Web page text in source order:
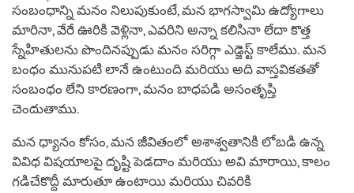
సంబంధాన్ని మనం నిలుపుకుంటే, మన భాగస్వామి ఉద్యోగాలు
మారినా, వేరే ఊరికి వెళ్లినా, ఎవరిని అన్నా కలిసినా లేదా కొత్త
స్నేహితులను పొందినప్పుడు మనం సరిగ్గా ఎడ్జెస్ట్ కాలేము. మన
బంధం మునుపటి లానే ఉంటుంది మరియు అది వాస్తవికతతో
సంబంధం లేని కారణంగా, మనం బాధపడి అసంతృప్తి
చెందుతాము.
మన ధ్యానం కోసం, మన జీవితంలో అశాశ్వతానికి లోబడి ఉన్న
వివిధ విషయాలపై దృష్టి పెడదాం మరియు అవి మారాయి, కాలం
గడిచేకొద్దీ మారుతూ ఉంటాయి మరియు చివరికి